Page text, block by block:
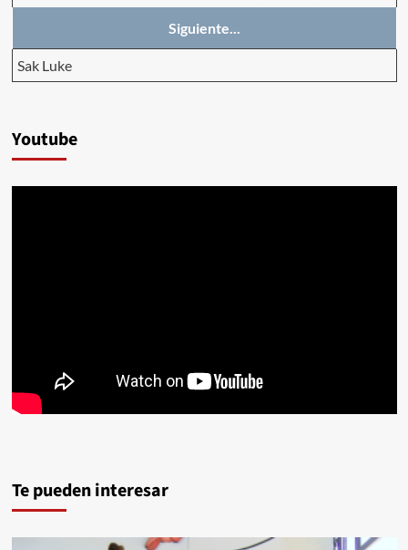
Siguiente...
Sak Luke
Youtube
Te pueden interesar